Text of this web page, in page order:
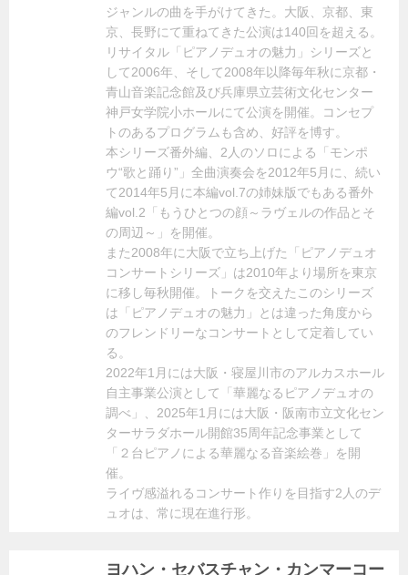
ジャンルの曲を手がけてきた。大阪、京都、東
京、長野にて重ねてきた公演は140回を超える。
リサイタル「ピアノデュオの魅力」シリーズと
して2006年、そして2008年以降毎年秋に京都・
青山音楽記念館及び兵庫県立芸術文化センター
神戸女学院小ホールにて公演を開催。コンセプ
トのあるプログラムも含め、好評を博す。
本シリーズ番外編、2人のソロによる「モンポ
ウ“歌と踊り”」全曲演奏会を2012年5月に、続い
て2014年5月に本編vol.7の姉妹版でもある番外
編vol.2「もうひとつの顔～ラヴェルの作品とそ
の周辺～」を開催。
また2008年に大阪で立ち上げた「ピアノデュオ
コンサートシリーズ」は2010年より場所を東京
に移し毎秋開催。トークを交えたこのシリーズ
は「ピアノデュオの魅力」とは違った角度から
のフレンドリーなコンサートとして定着してい
る。
2022年1月には大阪・寝屋川市のアルカスホール
自主事業公演として「華麗なるピアノデュオの
調べ」、2025年1月には大阪・阪南市立文化セン
ターサラダホール開館35周年記念事業として
「２台ピアノによる華麗なる音楽絵巻」を開
催。
ライヴ感溢れるコンサート作りを目指す2人のデ
ュオは、常に現在進行形。
ヨハン・セバスチャン・カンマーコー